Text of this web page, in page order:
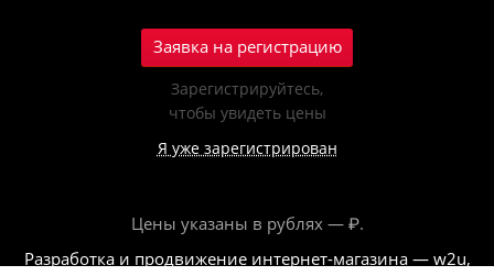
Заявка на регистрацию
Зарегистрируйтесь,
чтобы увидеть цены
Я уже зарегистрирован
Цены указаны в рублях — ₽.
Разработка и продвижение интернет-магазина — w2u,